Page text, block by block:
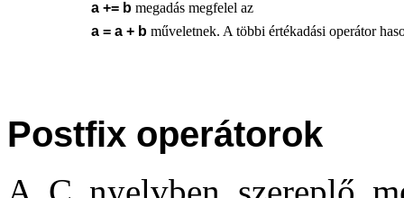
a += b megadás megfelel az
a = a + b műveletnek. A többi értékadási operátor
Postfix operátorok